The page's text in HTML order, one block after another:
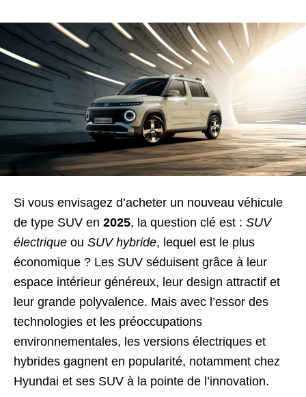
Si vous envisagez d’acheter un nouveau véhicule
de type SUV en 2025, la question clé est : SUV
électrique ou SUV hybride, lequel est le plus
économique ? Les SUV séduisent grâce à leur
espace intérieur généreux, leur design attractif et
leur grande polyvalence. Mais avec l’essor des
technologies et les préoccupations
environnementales, les versions électriques et
hybrides gagnent en popularité, notamment chez
Hyundai et ses SUV à la pointe de l’innovation.